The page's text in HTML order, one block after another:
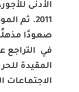
الأدنى
2011. ثم
المقيدة
الاجتماعات